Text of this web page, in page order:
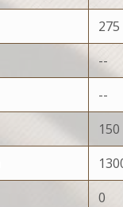
275
--
--
150
0